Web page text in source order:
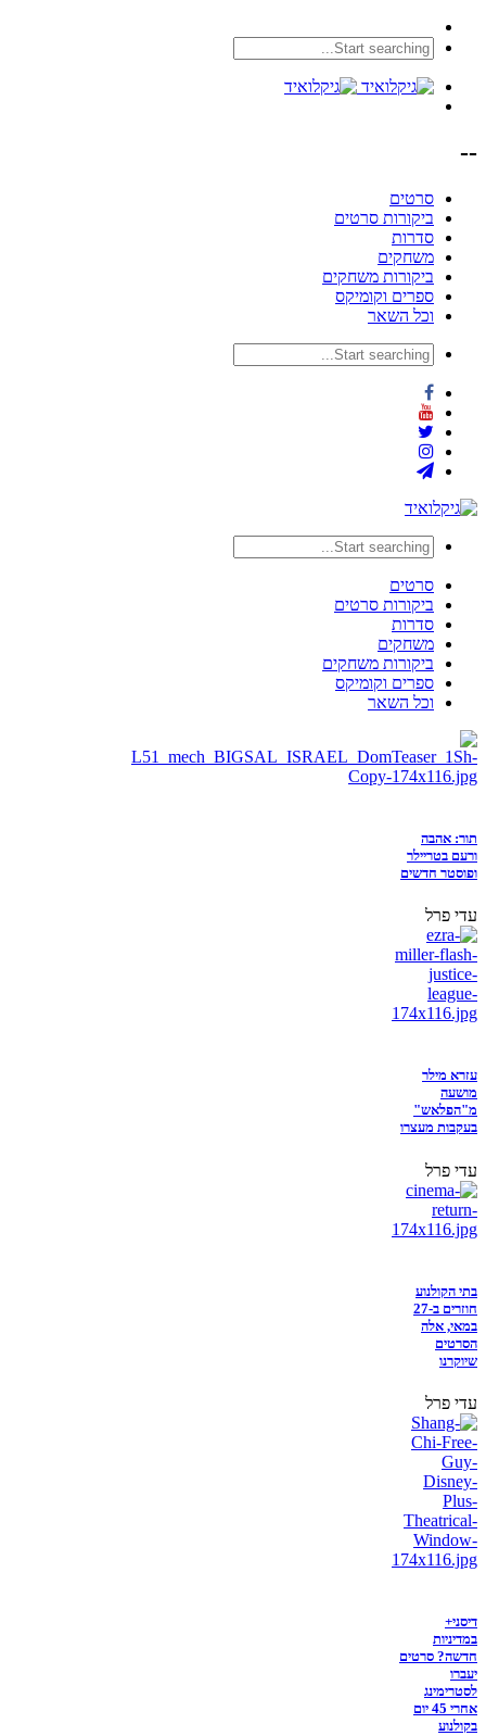
--
סרטים
ביקורות סרטים
סדרות
משחקים
ביקורות משחקים
ספרים וקומיקס
וכל השאר
סרטים
ביקורות סרטים
סדרות
משחקים
ביקורות משחקים
ספרים וקומיקס
וכל השאר
תור: אהבה
ורעם בטריילר
ופוסטר חדשים
עדי פרל
עזרא מילר
מושעה
מ"הפלאש"
בעקבות מעצרו
עדי פרל
בתי הקולנוע
חוזרים ב-27
במאי, אלה
הסרטים
שיוקרנו
עדי פרל
דיסני+
במדיניות
חדשה? סרטים
יעברו
לסטרימינג
אחרי 45 יום
בקולנוע